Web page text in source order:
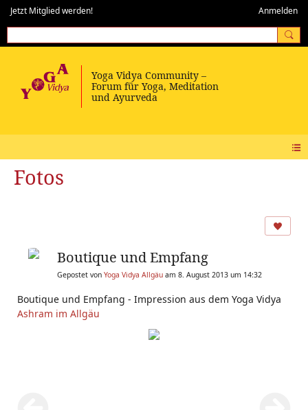
Jetzt Mitglied werden! Anmelden
Fotos
Boutique und Empfang
Gepostet von Yoga Vidya Allgäu am 8. August 2013 um 14:32
Boutique und Empfang - Impression aus dem Yoga Vidya
Ashram im Allgäu